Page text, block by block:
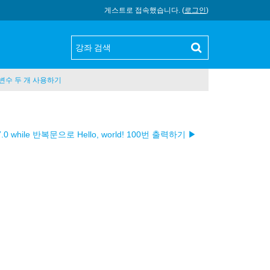
게스트로 접속했습니다. (로그인)
수 두 개 사용하기
while 반복문으로 Hello, world! 100번 출력하기 ▶︎